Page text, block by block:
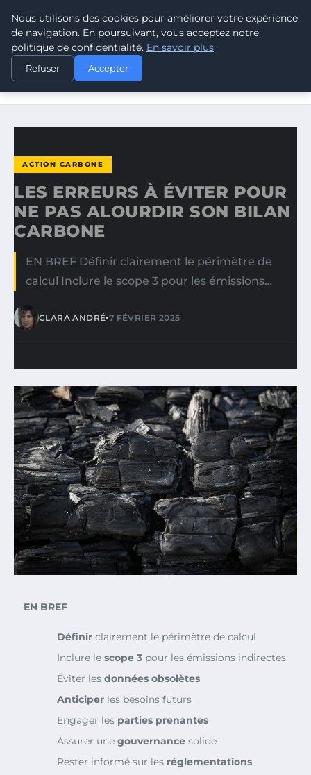
CLIMATE RESPONSE BLOG
ACCUEIL
ACTION CARBONE
LES ERREURS À ÉVITER POUR NE PAS ALOURDIR SON
ACTION CARBONE
LES ERREURS À ÉVITER POUR
NE PAS ALOURDIR SON BILAN
CARBONE
EN BREF Définir clairement le périmètre de
calcul Inclure le scope 3 pour les émissions…
CLARA ANDRÉ•7 FÉVRIER 2025
EN BREF
Définir clairement le périmètre de calcul
Inclure le scope 3 pour les émissions indirectes
Éviter les données obsolètes
Anticiper les besoins futurs
Engager les parties prenantes
Assurer une gouvernance solide
Rester informé sur les réglementations
Nous utilisons des cookies pour améliorer votre expérience
de navigation. En poursuivant, vous acceptez notre
politique de confidentialité. En savoir plus
Refuser Accepter